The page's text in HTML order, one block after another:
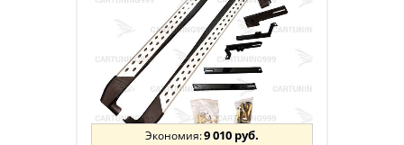
9 010 руб.